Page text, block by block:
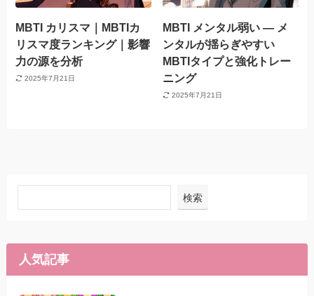
MBTI カリスマ｜MBTIカ
リスマ度ランキング｜影響
力の源を分析
2025年7月21日
MBTI メンタル弱い — メ
ンタルが揺らぎやすい
MBTIタイプと強化トレー
ニング
2025年7月21日
検索
人気記事